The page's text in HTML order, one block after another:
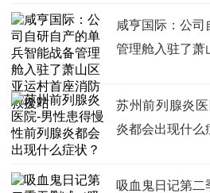
咸亨国际：公
管理舱入驻了萧
苏州前列腺炎
炎都会出现什么
吸血鬼日记第